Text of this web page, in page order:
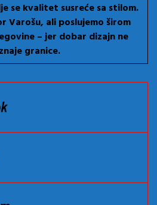
se kvalitet susreće sa stilom.
Varošu, ali poslujemo širom
– jer dobar dizajn ne
granice.